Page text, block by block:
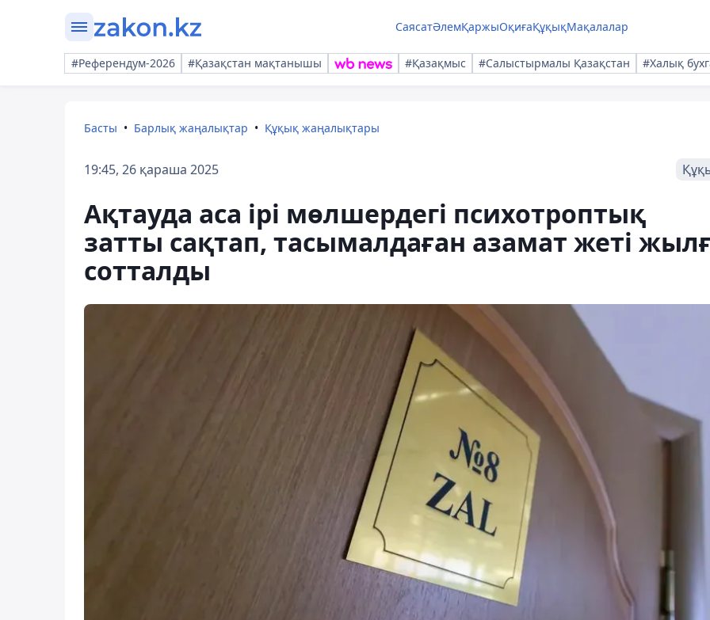
СаясатӘлемҚаржыОқиғаҚұқықМақалалар
#Референдум-2026 #Қазақстан мақтанышы #Қазақмыс #Салыстырмалы Қазақстан #Халық
Басты Барлық жаңалықтар Құқық жаңалықтары
19:45, 26 қараша 2025
Ақтауда аса ірі мөлшердегі психотроптық
затты сақтап, тасымалдаған азамат жеті
сотталды